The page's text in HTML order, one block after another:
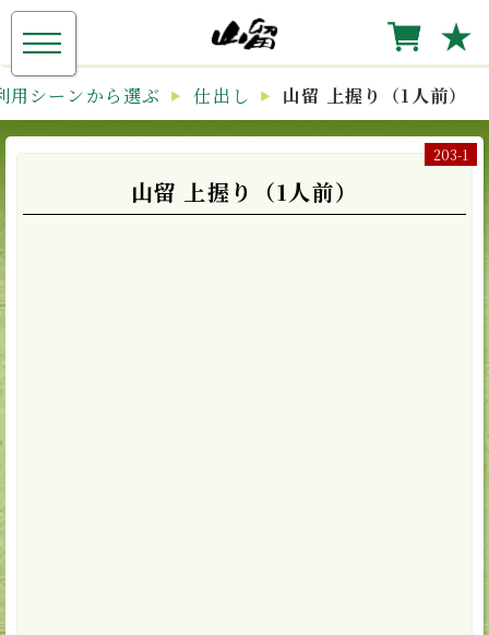
★
用シーンから選ぶ 仕出し 山留 上握り（1人前）
山留 上握り（1人前）
203-1
≡